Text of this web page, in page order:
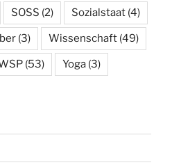
SOSS (2) Sozialstaat (4)
(3) Wissenschaft (49)
(53) Yoga (3)